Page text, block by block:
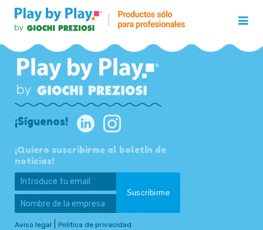
¡Síguenos!
¡Quiero suscribirme al boletín de
noticias!
Aviso legal Política de privacidad